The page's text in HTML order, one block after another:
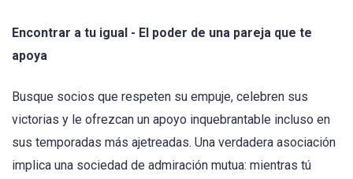
Encontrar a tu igual - El poder de una pareja que te
apoya
Busque socios que respeten su empuje, celebren sus
victorias y le ofrezcan un apoyo inquebrantable incluso en
sus temporadas más ajetreadas. Una verdadera asociación
implica una sociedad de admiración mutua: mientras tú